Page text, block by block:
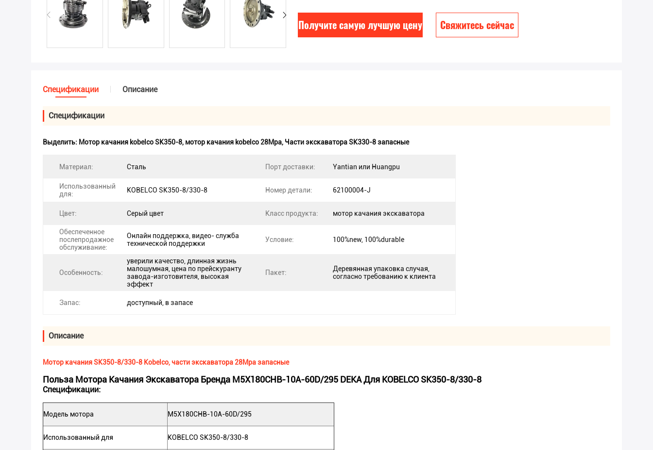
Получите самую лучшую цену Свяжитесь сейчас
Спецификации Описание
Спецификации
Выделить: Мотор качания kobelco SK350-8, мотор качания kobelco 28Mpa, Части экскаватора SK330-8 запасные
Материал: Сталь Порт доставки: Yantian или Huangpu
Использованный
для:
KOBELCO SK350-8/330-8 Номер детали: 62100004-J
Цвет: Серый цвет Класс продукта: мотор качания экскаватора
Обеспеченное
послепродажное
обслуживание:
Онлайн поддержка, видео- служба
технической поддержки
Условие: 100%new, 100%durable
Особенность:
уверили качество, длинная жизнь
малошумная, цена по прейскуранту
завода-изготовителя, высокая
эффект
Пакет:
Деревянная упаковка случая,
согласно требованию к клиента
Запас: доступный, в запасе
Описание
Мотор качания SK350-8/330-8 Kobelco, части экскаватора 28Mpa запасные
Польза Мотора Качания Экскаватора Бренда M5X180CHB-10A-60D/295 DEKA Для KOBELCO SK350-8/330-8
Спецификации:
Модель мотора M5X180CHB-10A-60D/295
Использованный для KOBELCO SK350-8/330-8